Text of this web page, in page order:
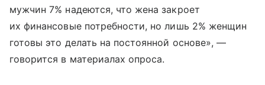
мужчин 7% надеются, что жена закроет
их финансовые потребности, но лишь 2% женщин
готовы это делать на постоянной основе», —
говорится в материалах опроса.